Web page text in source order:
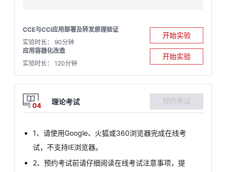
CCE与CCI应用部署及转发原理验证
实验时长： 90分钟
开始实验
应用容器化改造
实验时长： 120分钟
开始实验
04 理论考试 预约考试
1、请使用Google、火狐或360浏览器完成在线考
试，不支持IE浏览器。
2、预约考试前请仔细阅读在线考试注意事项，提